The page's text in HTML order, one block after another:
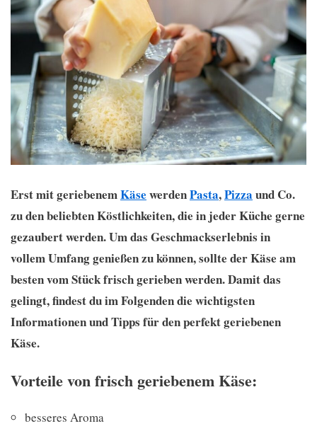
Erst mit geriebenemKäse werdenPasta,Pizza und Co.
zu den beliebten Köstlichkeiten, die in jeder Küche gerne
gezaubert werden. Um das Geschmackserlebnis in
vollem Umfang genießen zu können, sollte der Käse am
besten vom Stück frisch gerieben werden. Damit das
gelingt, findest du im Folgenden die wichtigsten
Informationen und Tipps für den perfekt geriebenen
Käse.
Vorteile von frisch geriebenem Käse:
besseres Aroma